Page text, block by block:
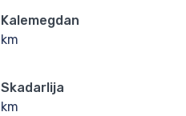
Kalemegdan
km
Skadarlija
km